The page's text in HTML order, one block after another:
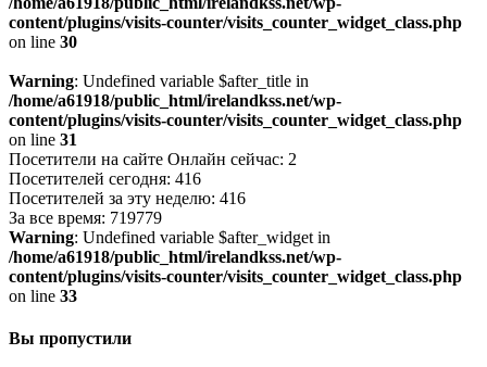
content/plugins/visits-counter/visits_counter_widget_class.php
on line 30
Warning: Undefined variable $after_title in
/home/a61918/public_html/irelandkss.net/wp-
content/plugins/visits-counter/visits_counter_widget_class.php
on line 31
Посетители на сайте Онлайн сейчас: 2
Посетителей сегодня: 416
Посетителей за эту неделю: 416
За все время: 719779
Warning: Undefined variable $after_widget in
/home/a61918/public_html/irelandkss.net/wp-
content/plugins/visits-counter/visits_counter_widget_class.php
on line 33
Вы пропустили